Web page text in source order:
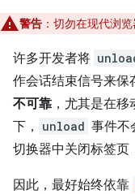
警告 ：切勿在现代浏
许多开发者将
作会话结束信号来保
不可靠 ，尤其是在
下，
unload 事件不
切换器中关闭标签页
因此，最好始终依靠